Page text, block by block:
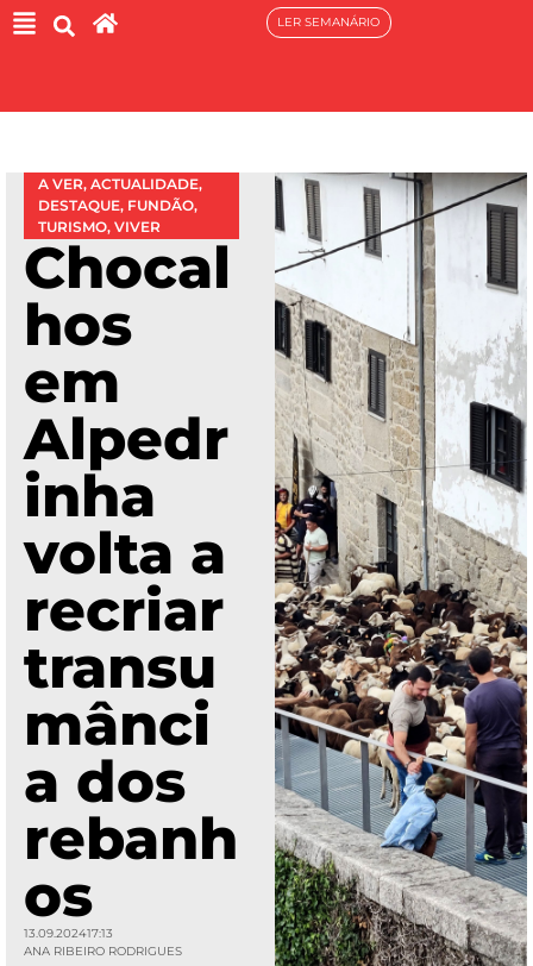
LER SEMANÁRIO
A VER, ACTUALIDADE,
DESTAQUE, FUNDÃO,
TURISMO, VIVER
Chocal
hos
em
Alpedr
inha
volta a
recriar
transu
mânci
a dos
rebanh
os
13.09.202417:13
ANA RIBEIRO RODRIGUES